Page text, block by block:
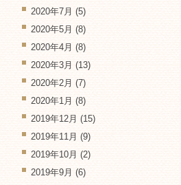
2020年7月 (5)
2020年5月 (8)
2020年4月 (8)
2020年3月 (13)
2020年2月 (7)
2020年1月 (8)
2019年12月 (15)
2019年11月 (9)
2019年10月 (2)
2019年9月 (6)